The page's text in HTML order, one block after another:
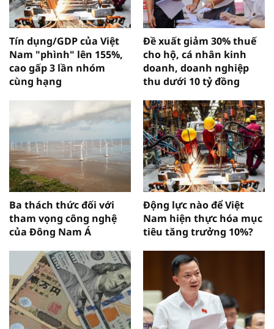
Tín dụng/GDP của Việt
Nam "phình" lên 155%,
cao gấp 3 lần nhóm
cùng hạng
Đề xuất giảm 30% thuế
cho hộ, cá nhân kinh
doanh, doanh nghiệp
thu dưới 10 tỷ đồng
Ba thách thức đối với
tham vọng công nghệ
của Đông Nam Á
Động lực nào để Việt
Nam hiện thực hóa mục
tiêu tăng trưởng 10%?